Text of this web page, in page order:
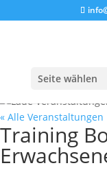
Seite wählen
« Alle Veranstaltungen
Training